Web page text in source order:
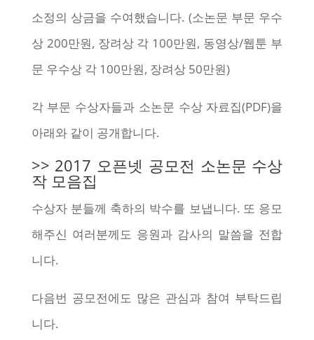
소정의 상금을 수여했습니다. (소논문 부문 우수
상 200만원, 장려상 각 100만원, 동영상/웹툰 부
문 우수상 각 100만원, 장려상 50만원)
각 부문 수상자들과 소논문 수상 자료집(PDF)을
아래와 같이 공개합니다.
>> 2017 오픈넷 공모전 소논문 수상
작 모음집
수상자 분들께 축하의 박수를 보냅니다. 또 응모
해주신 여러분께도 응원과 감사의 말씀을 전합
니다.
다음번 공모전에도 많은 관심과 참여 부탁드립
니다.